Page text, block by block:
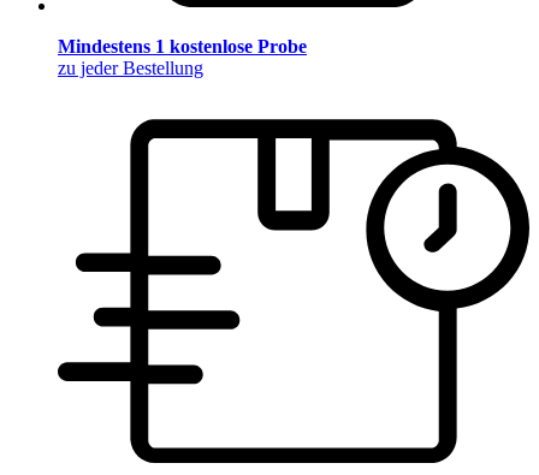
Mindestens 1 kostenlose Probe
zu jeder Bestellung